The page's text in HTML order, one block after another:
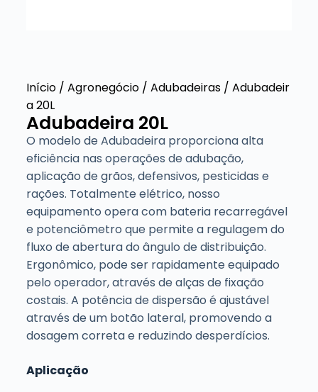
Início/ Agronegócio/ Adubadeiras/ Adubadeir
a 20L
Adubadeira 20L
O modelo de Adubadeira proporciona alta
eficiência nas operações de adubação,
aplicação de grãos, defensivos, pesticidas e
rações. Totalmente elétrico, nosso
equipamento opera com bateria recarregável
e potenciômetro que permite a regulagem do
fluxo de abertura do ângulo de distribuição.
Ergonômico, pode ser rapidamente equipado
pelo operador, através de alças de fixação
costais. A potência de dispersão é ajustável
através de um botão lateral, promovendo a
dosagem correta e reduzindo desperdícios.
Aplicação